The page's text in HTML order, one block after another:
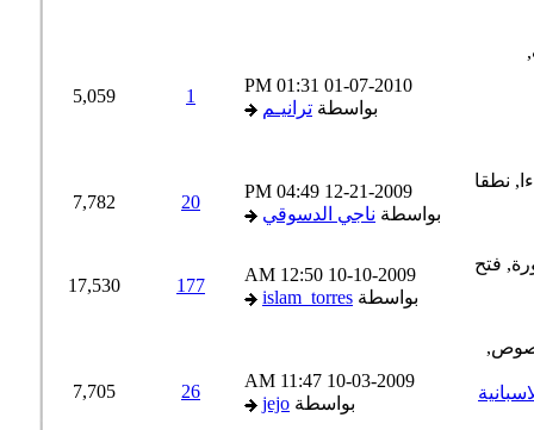
01-07-2010
01:31 PM
بواسطةترانيـم
5,059
12-21-2009
04:49 PM
بواسطةناجي الدسوقي
20
7,782
10-10-2009
12:50 AM
بواسطةislam_torres
177
17,530
من دورةالاسبانية
10-03-2009
11:47 AM
بواسطةjejo
26
7,705